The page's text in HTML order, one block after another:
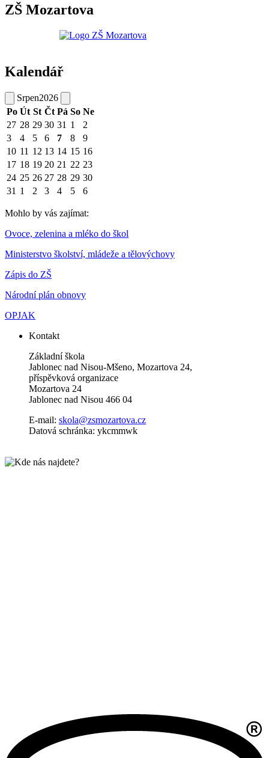
ZŠ Mozartova
Kalendář
Srpen2026
Po Út St Čt Pá So Ne
27 28 29 30 31 1
2
3
4 5 6 7 8
9
10 11 12 13 14 15 16
17 18 19 20 21 22 23
24 25 26 27 28 29 30
31 1 2 3 4 5 6
Mohlo by vás zajímat:
Ovoce, zelenina a mléko do škol
Ministerstvo školství, mládeže a tělovýchovy
Zápis do ZŠ
Národní plán obnovy
OPJAK
Kontakt
Základní škola
Jablonec nad Nisou-Mšeno, Mozartova 24,
příspěvková organizace
Mozartova 24
Jablonec nad Nisou 466 04
E-mail: skola@zsmozartova.cz
Datová schránka: ykcmmwk